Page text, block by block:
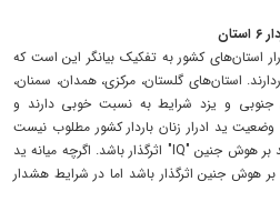
استان‌های کشور به تفکیک بیانگر این است که
استان‌های گلستان، مرکزی، همدان، سمنان،
جنوبی و یزد شرایط به نسبت خوبی دارند و
ید ادرار زنان باردار کشور مطلوب نیست
اما وضعیت کنونی این مولفه نمی‌تواند بر هوش جنین "IQ" اثرگذار باشد. اگرچه میانه ید
بر هوش جنین اثرگذار باشد اما در شرایط هشدار